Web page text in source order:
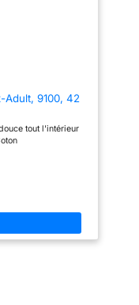
et coussin; pur à la
pas à m'envoyer un e-
heures, assurez-vous
Adult, 9100, 42
tout l'intérieur